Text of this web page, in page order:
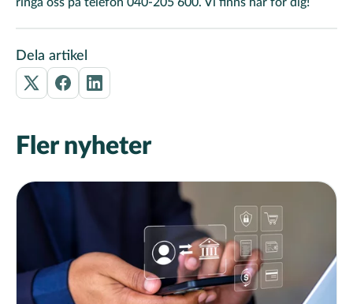
Dela artikel
Fler nyheter